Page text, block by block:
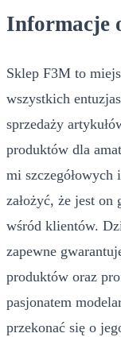
Informacje
Sklep F3M to
wszystkich
sprzedaży
produktów dla
mi szczegółowych
założyć, że jest
wśród klientów.
zapewne
produktów oraz
pasjonatem
przekonać się o